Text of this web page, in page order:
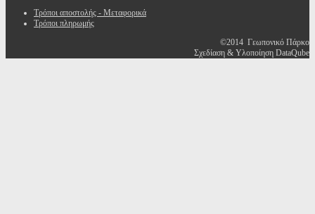
Τρόποι αποστολής - Μεταφορικά
Τρόποι πληρωμής
©2014 Γεωπονικό Πάρκο
Σχεδίαση & Υλοποίηση DataQube